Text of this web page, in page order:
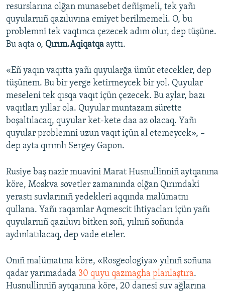
resurslarına olğan munasebet deñişmeli, tek yañı
quyularnıñ qazıluvına emiyet berilmemeli. O, bu
problemni tek vaqtınca çezecek adım olur, dep tüşüne.
Bu aqta o, Qırım.Aqiqatqa ayttı.
«Eñ yaqın vaqıtta yañı quyularğa ümüt etecekler, dep
tüşünem. Bu bir yerge ketirmeycek bir yol. Quyular
meseleni tek qısqa vaqıt içün çezecek. Bu aylar, bazı
vaqıtları yıllar ola. Quyular muntazam sürette
boşaltılacaq, quyular ket-kete daa az olacaq. Yañı
quyular problemni uzun vaqıt içün al etemeycek», –
dep ayta qırımlı Sergey Gapon.
Rusiye baş nazir muavini Marat Husnullinniñ aytqanına
köre, Moskva sovetler zamanında olğan Qırımdaki
yerastı suvlarınıñ yedekleri aqqında malümatnı
qullana. Yañı raqamlar Aqmescit ihtiyacları içün yañı
quyularnıñ qazıluvı bitken soñ, yılnıñ soñunda
aydınlatılacaq, dep vade eteler.
Onıñ malümatına köre, «Rosgeologiya» yılnıñ soñuna
qadar yarımadada 30 quyu qazmagha planlaştıra.
Husnullinniñ aytqanına köre, 20 danesi suv ağlarına